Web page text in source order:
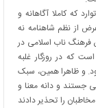
که کاملا آگاهانه و
از نظم شاهنامه نه
فرهنگ ناب اسلامی در
که در روزگار غلبه
و ظاهرا همین، سبک
جستند و دانه معنا و
را تحذیر دادند